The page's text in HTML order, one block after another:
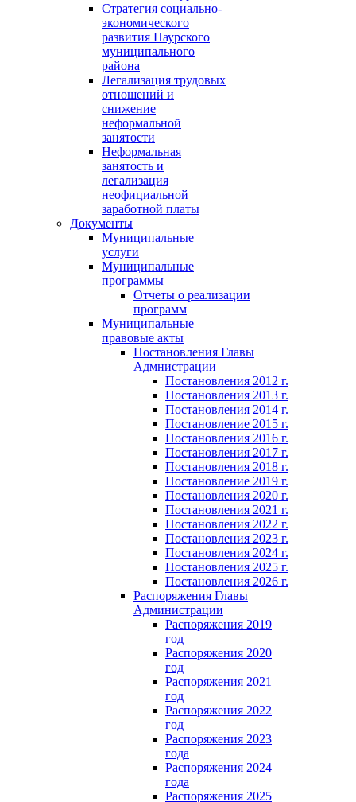
Стратегия социально-
экономического
развития Наурского
муниципального
района
Легализация трудовых
отношений и
снижение
неформальной
занятости
Неформальная
занятость и
легализация
неофициальной
заработной платы
Документы
Муниципальные
услуги
Муниципальные
программы
Отчеты о реализации
программ
Муниципальные
правовые акты
Постановления Главы
Адмнистрации
Постановления 2012 г.
Постановления 2013 г.
Постановления 2014 г.
Постановление 2015 г.
Постановления 2016 г.
Постановления 2017 г.
Постановления 2018 г.
Постановление 2019 г.
Постановления 2020 г.
Постановления 2021 г.
Постановления 2022 г.
Постановления 2023 г.
Постановления 2024 г.
Постановления 2025 г.
Постановления 2026 г.
Распоряжения Главы
Администрации
Распоряжения 2019
год
Распоряжения 2020
год
Распоряжения 2021
год
Распоряжения 2022
год
Распоряжения 2023
года
Распоряжения 2024
года
Распоряжения 2025